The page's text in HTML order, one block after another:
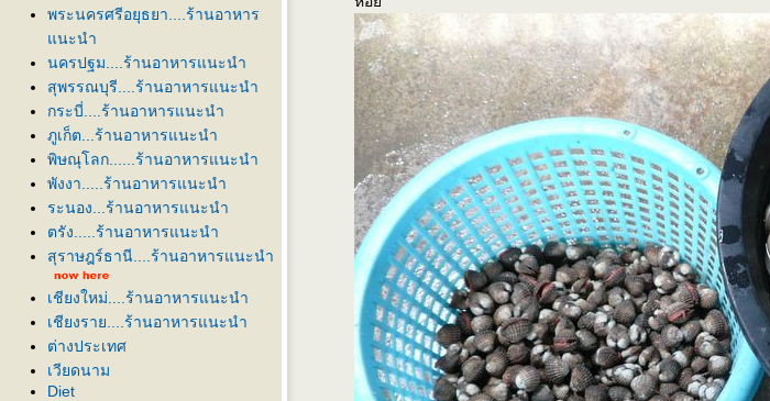
พระนครศรีอยุธยา....ร้านอาหาร
นะนำ
นครปฐม....ร้านอาหารแนะนำ
สุพรรณบุรี....ร้านอาหารแนะนำ
กระบี่....ร้านอาหารแนะนำ
ภูเก็ต...ร้านอาหารแนะนำ
พิษณุโลก......ร้านอาหารแนะนำ
พังงา.....ร้านอาหารแนะนำ
ระนอง...ร้านอาหารแนะนำ
ตรัง.....ร้านอาหารแนะนำ
สุราษฎร์ธานี....ร้านอาหารแนะนำ
เชียงใหม่....ร้านอาหารแนะนำ
เชียงราย....ร้านอาหารแนะนำ
ต่างประเทศ
เวียดนาม
Diet